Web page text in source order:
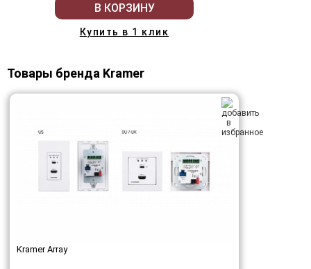
В КОРЗИНУ
Купить в 1 клик
Товары бренда Kramer
Kramer Array